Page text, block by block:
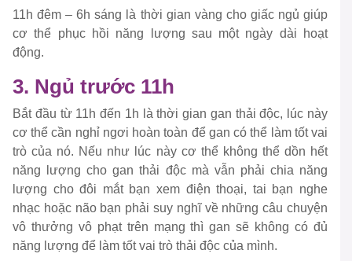
11h đêm – 6h sáng là thời gian vàng cho giấc ngủ giúp
cơ thể phục hồi năng lượng sau một ngày dài hoạt
động.
3. Ngủ trước 11h
Bắt đầu từ 11h đến 1h là thời gian gan thải độc, lúc này
cơ thể cần nghỉ ngơi hoàn toàn để gan có thể làm tốt vai
trò của nó. Nếu như lúc này cơ thể không thể dồn hết
năng lượng cho gan thải độc mà vẫn phải chia năng
lượng cho đôi mắt bạn xem điện thoại, tai bạn nghe
nhạc hoặc não bạn phải suy nghĩ về những câu chuyện
vô thưởng vô phạt trên mạng thì gan sẽ không có đủ
năng lượng để làm tốt vai trò thải độc của mình.